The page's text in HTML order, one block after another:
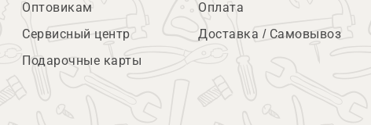
Оптовикам
Сервисный центр
Подарочные карты
Оплата
Доставка / Самовывоз